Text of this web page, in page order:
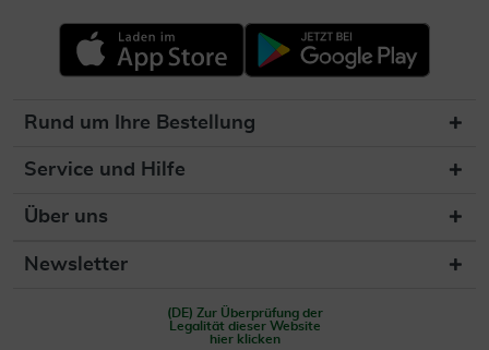
Rund um Ihre Bestellung
Service und Hilfe
Über uns
Newsletter
(DE) Zur Überprüfung der
Legalität dieser Website
hier klicken